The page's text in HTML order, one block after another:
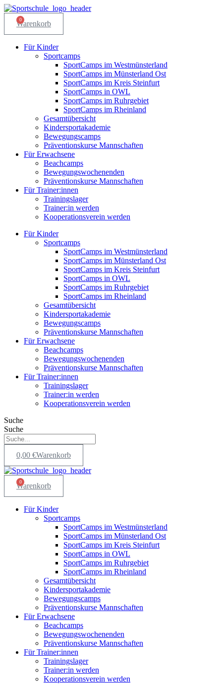
Zum
Inhalt
springen
0
Warenkorb
Für Kinder
Sportcamps
SportCamps im Westmünsterland
SportCamps im Münsterland Ost
SportCamps im Kreis Steinfurt
SportCamps in OWL
SportCamps im Ruhrgebiet
SportCamps im Rheinland
Gesamtübersicht
Kindersportakademie
Bewegungscamps
Präventionskurse Mannschaften
Für Erwachsene
Beachcamps
Bewegungswochenenden
Präventionskurse Mannschaften
Für Trainer:innen
Trainingslager
Trainer:in werden
Kooperationsverein werden
Für Kinder
Sportcamps
SportCamps im Westmünsterland
SportCamps im Münsterland Ost
SportCamps im Kreis Steinfurt
SportCamps in OWL
SportCamps im Ruhrgebiet
SportCamps im Rheinland
Gesamtübersicht
Kindersportakademie
Bewegungscamps
Präventionskurse Mannschaften
Für Erwachsene
Beachcamps
Bewegungswochenenden
Präventionskurse Mannschaften
Für Trainer:innen
Trainingslager
Trainer:in werden
Kooperationsverein werden
Suche
Suche
0,00 €Warenkorb
0
Warenkorb
Für Kinder
Sportcamps
SportCamps im Westmünsterland
SportCamps im Münsterland Ost
SportCamps im Kreis Steinfurt
SportCamps in OWL
SportCamps im Ruhrgebiet
SportCamps im Rheinland
Gesamtübersicht
Kindersportakademie
Bewegungscamps
Präventionskurse Mannschaften
Für Erwachsene
Beachcamps
Bewegungswochenenden
Präventionskurse Mannschaften
Für Trainer:innen
Trainingslager
Trainer:in werden
Kooperationsverein werden